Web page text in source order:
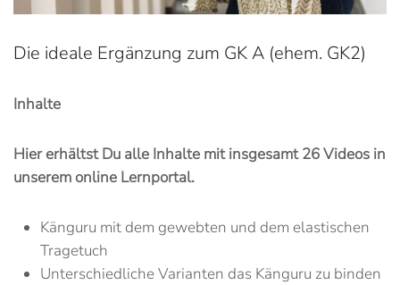
Die ideale Ergänzung zum GK A (ehem. GK2)
Inhalte
Hier erhältst Du alle Inhalte mit insgesamt 26 Videos in
unserem online Lernportal.
Känguru mit dem gewebten und dem elastischen
Tragetuch
Unterschiedliche Varianten das Känguru zu binden